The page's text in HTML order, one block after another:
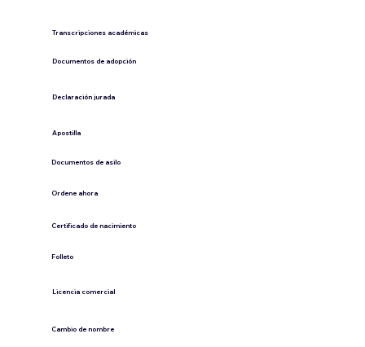
Transcripciones académicas
Documentos de adopción
Declaración jurada
​Apostilla
Documentos de asilo
Ordene ahora
Certificado de nacimiento
Folleto
​Licencia comercial
Cambio de nombre